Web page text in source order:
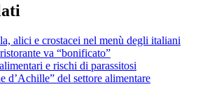
alici e crostacei nel menù degli italiani
va “bonificato”
e rischi di parassitosi
d’Achille” del settore alimentare